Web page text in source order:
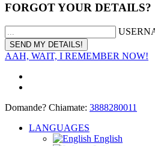
FORGOT YOUR DETAILS?
AAH, WAIT, I REMEMBER NOW!
Domande? Chiamate: 3888280011
LANGUAGES
English